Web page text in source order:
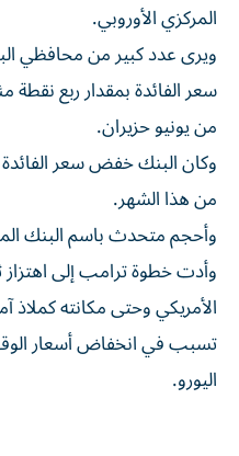
المركزي الأوروبي.
ويرى عدد كبير من محافظي
سعر الفائدة بمقدار ربع نقطة
من يونيو حزيران.
من هذا الشهر.
وأحجم متحدث باسم البنك
وأدت خطوة ترامب إلى اهتزاز
الأمريكي وحتى مكانته كملاذ
تسبب في انخفاض أسعار
اليورو.